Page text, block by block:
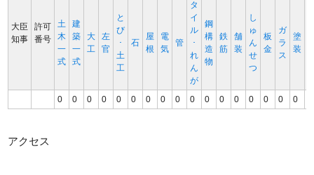
大臣
知事
許可
番号
土
木
一
式
建
築
一
式
大
工
左
官
と
び
･
土
工
石
屋
根
電
気
管
タ
イ
ル
･
れ
ん
が
鋼
構
造
物
鉄
筋
舗
装
し
ゅ
ん
せ
つ
板
金
ガ
ラ
ス
塗
装
0 0 0 0 0 0 0 0 0 0 0 0 0 0 0 0 0
アクセス